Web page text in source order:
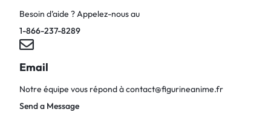
Besoin d’aide ? Appelez-nous au
1-866-237-8289
Email
Notre équipe vous répond àcontact@figurineanime.fr
Send a Message